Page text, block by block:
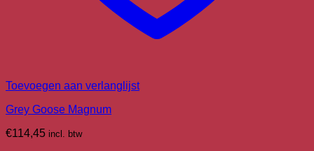
Toevoegen aan verlanglijst
Grey Goose Magnum
€114,45 incl. btw